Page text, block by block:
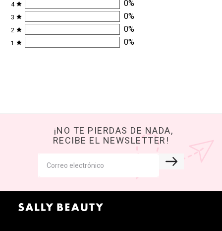
4 0%
3 0%
2 0%
1 0%
¡NO TE PIERDAS DE NADA,
RECIBE EL NEWSLETTER!